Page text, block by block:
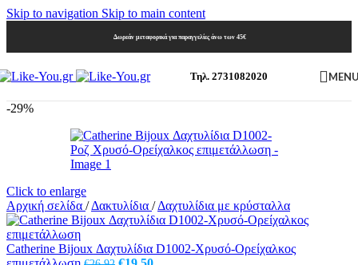
Skip to navigation Skip to main content
Δωρεάν μεταφορικά για παραγγελίες άνω των 45€
Τηλ. 2731082020
-29%
Click to enlarge
Αρχική σελίδα / Δακτυλίδια / Δαχτυλίδια με κρύσταλλα
Catherine Bijoux Δαχτυλίδια D1002-Χρυσό-Ορείχαλκος
OriginalΗ